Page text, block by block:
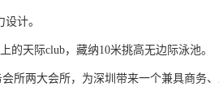
计。
的天际club，藏纳10米挑高无边际泳池。
所两大会所，为深圳带来一个兼具商务